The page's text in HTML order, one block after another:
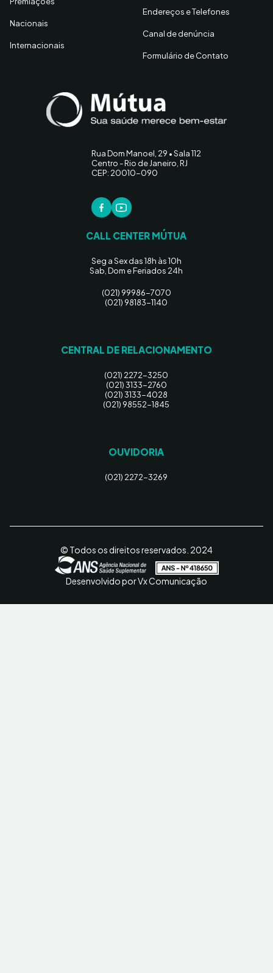
Nacionais
Internacionais
Endereços e Telefones
Canal de denúncia
Formulário de Contato
Rua Dom Manoel, 29 • Sala 112
Centro - Rio de Janeiro, RJ
CEP: 20010-090
CALL CENTER MÚTUA
Seg a Sex das 18h às 10h
Sab, Dom e Feriados 24h
(021) 99986-7070
(021) 98183-1140
CENTRAL DE RELACIONAMENTO
(021) 2272-3250
(021) 3133-2760
(021) 3133-4028
(021) 98552-1845
OUVIDORIA
(021) 2272-3269
© Todos os direitos reservados. 2024
Desenvolvido por Vx Comunicação